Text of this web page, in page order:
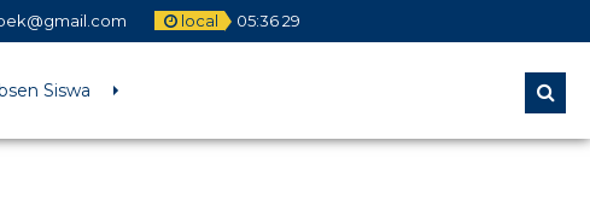
local 05:3629
Siswa